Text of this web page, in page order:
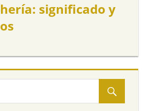
significado y